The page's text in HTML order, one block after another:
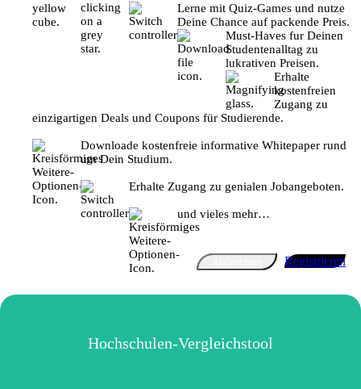
Lerne mit Quiz-Games und nutze
Deine Chance auf packende Preis.
Must-Haves fur Deinen
Studentenalltag zu
lukrativen Preisen.
Erhalte
kostenfreien
Zugang zu
einzigartigen Deals und Coupons für Studierende.
Downloade kostenfreie informative Whitepaper rund
um Dein Studium.
Erhalte Zugang zu genialen Jobangeboten.
und vieles mehr…
Registrieren
Hochschulen-Vergleichstool